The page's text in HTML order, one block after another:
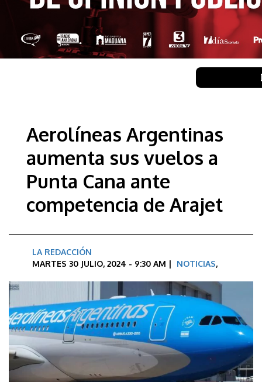
Aerolíneas Argentinas
aumenta sus vuelos a
Punta Cana ante
competencia de Arajet
LA REDACCIÓN
MARTES 30 JULIO, 2024 - 9:30 AM | NOTICIAS,